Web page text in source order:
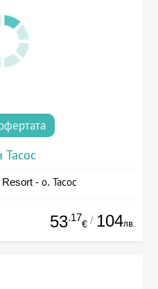
Тасос
- о. Тасос
53.17
€ / 104лв.